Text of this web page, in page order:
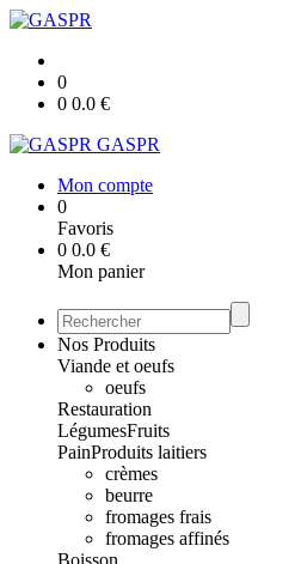
0
0 0.0 €
GASPR
Mon compte
0
Favoris
0 0.0 €
Mon panier
Nos Produits
Viande et oeufs
oeufs
Restauration
LégumesFruits
PainProduits laitiers
crèmes
beurre
fromages frais
fromages affinés
Boisson